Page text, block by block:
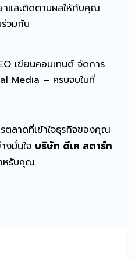
าและติดตามผลให้กับคุณ
ร่วมกัน
เขียนคอนเทนต์ จัดการ
Media – ครบจบในที่
ลาดที่เข้าใจธุรกิจของคุณ
งมั่นใจ บริษัท ดีเค สตาร์ท
หรับคุณ